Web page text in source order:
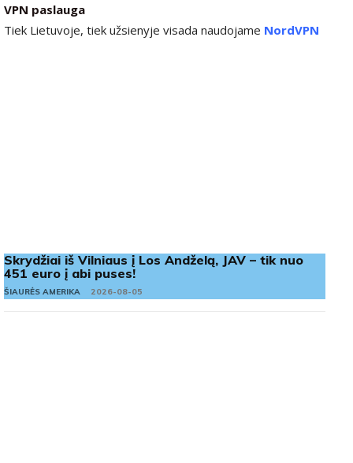
VPN paslauga
Tiek Lietuvoje, tiek užsienyje visada naudojame NordVPN
Skrydžiai iš Vilniaus į Los Andželą, JAV – tik nuo
451 euro į abi puses!
ŠIAURĖS AMERIKA 2026-08-05